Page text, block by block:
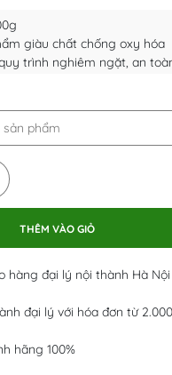
giàu chất chống oxy hóa
trình nghiêm ngặt, an
THÊM VÀO GIỎ
hàng đại lý nội thành Hà Nội
đại lý với hóa đơn từ
hãng 100%